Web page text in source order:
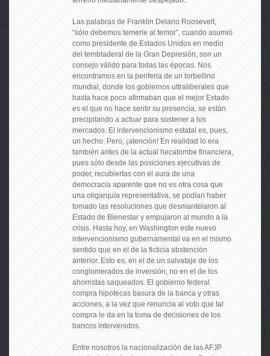
Las palabras de Franklin Delano Roosevelt,
“sólo debemos temerle al temor”, cuando asumió
como presidente de Estados Unidos en medio
del tembladeral de la Gran Depresión, son un
consejo válido para todas las épocas. Nos
encontramos en la periferia de un torbellino
mundial, donde los gobiernos ultraliberales que
hasta hace poco afirmaban que el mejor Estado
es el que no hace sentir su presencia, se están
precipitando a actuar para sostener a los
mercados. El intervencionismo estatal es, pues,
un hecho. Pero, ¡atención! En realidad lo era
también antes de la actual hecatombe financiera,
pues sólo desde las posiciones ejecutivas de
poder, recubiertas con el aura de una
democracia aparente que no es otra cosa que
una oligarquía representativa, se podían haber
tomado las resoluciones que desmantelaron al
Estado de Bienestar y empujaron al mundo a la
crisis. Hasta hoy, en Washington este nuevo
intervencionismo gubernamental va en el mismo
sentido que en el de la ficticia abstención
anterior. Esto es, en el de un salvataje de los
conglomerados de inversión, no en el de los
ahorristas saqueados. El gobierno federal
compra hipotecas basura de la banca y otras
acciones, a la vez que renuncia al voto que tal
compra le da en la toma de decisiones de los
bancos intervenidos.
Entre nosotros la nacionalización de las AFJP